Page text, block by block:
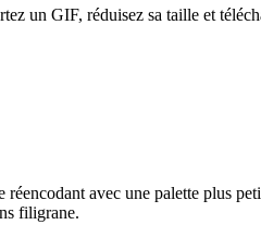
un GIF, réduisez sa taille et
avec une palette plus
filigrane.